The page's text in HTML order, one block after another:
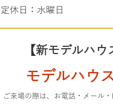
定休日：水曜日
【新モデルハウ
モデルハウ
ご来場の際は、お電話・メール